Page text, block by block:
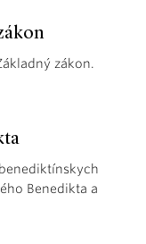
zákon.
Benedikta a